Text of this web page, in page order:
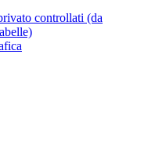
controllati (da